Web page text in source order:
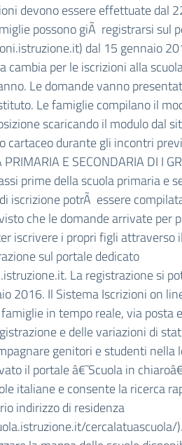
devono essere effettuate dal
possono giÃ registrarsi sul
dal 15 gennaio
cambia per le iscrizioni alla
Le domande vanno
Le famiglie compilano il
scaricando il modulo dal
cartaceo durante gli incontri
E SECONDARIA DI I
prime della scuola primaria e
iscrizione potrÃ essere
che le domande arrivate per
iscrivere i propri figli attraverso
sul portale dedicato
La registrazione si
2016. Il Sistema Iscrizioni on
in tempo reale, via posta
e delle variazioni di
genitori e studenti nella
il portale â€˜Scuola in
italiane e consente la ricerca
indirizzo di residenza
cercalatuascuola/